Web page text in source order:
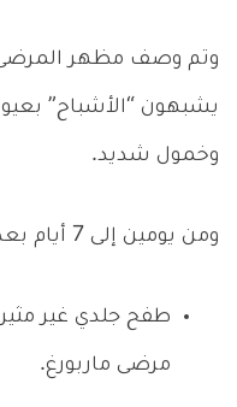
وتم وصف مظهر المرضى
يشبهون “الأشباح”
وخمول شديد.
ومن يومين إلى 7 أيام بعد ظهور الإصابة يظهر:
طفح جلدي غير
مرضى ماربورغ.